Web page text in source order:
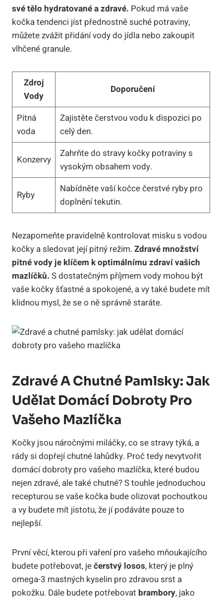
své tělo hydratované a zdravé. Pokud má vaše
kočka tendenci jíst přednostně suché potraviny,
můžete zvážit přidání vody do jídla nebo zakoupit
vlhčené granule.
Zdroj
Vody
Doporučení
Pitná
voda
Zajistěte čerstvou vodu k dispozici po
celý den.
Konzervy
Zahrňte do stravy kočky potraviny s
vysokým obsahem vody.
Ryby
Nabídněte vaší kočce čerstvé ryby pro
doplnění tekutin.
Nezapomeňte pravidelně kontrolovat misku s vodou
kočky a sledovat její pitný režim. Zdravé množství
pitné vody je klíčem k optimálnímu zdraví vašich
mazlíčků. S dostatečným příjmem vody mohou být
vaše kočky šťastné a spokojené, a vy také budete mít
klidnou mysl, že se o ně správně staráte.
Zdravé A Chutné Pamlsky: Jak
Udělat Domácí Dobroty Pro
Vašeho Mazlíčka
Kočky jsou náročnými miláčky, co se stravy týká, a
rády si dopřejí chutné lahůdky. Proč tedy nevytvořit
domácí dobroty pro vašeho mazlíčka, které budou
nejen zdravé, ale také chutné? S touhle jednoduchou
recepturou se vaše kočka bude olizovat pochoutkou
a vy budete mít jistotu, že jí podáváte pouze to
nejlepší.
První věcí, kterou při vaření pro vašeho mňoukajícího
budete potřebovat, ječerstvý losos, který je plný
omega-3 mastných kyselin pro zdravou srst a
pokožku. Dále budete potřebovat brambory, jako